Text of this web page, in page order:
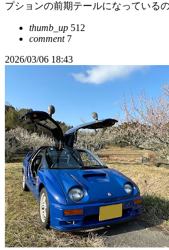
プションの前期テールになっている
thumb_up 512
comment7
2026/03/06 18:43